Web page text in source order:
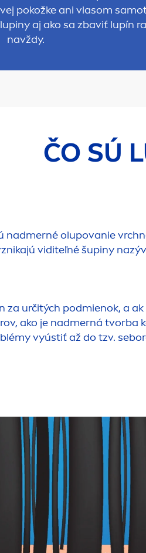
pokožke ani vlasom
aj ako sa zbaviť lupín
navždy.
ČO SÚ
nadmerné olupovanie
viditeľné šupiny
za určitých podmienok, a
ako je nadmerná tvorba
vyústiť až do tzv.